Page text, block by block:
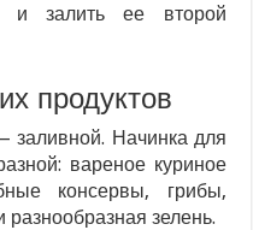
и залить ее второй
продуктов
заливной. Начинка для
вареное куриное
консервы, грибы,
разнообразная зелень.